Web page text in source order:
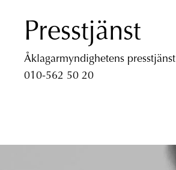
Presstjänst
Åklagarmyndighetens presstjänst
010-562 50 20